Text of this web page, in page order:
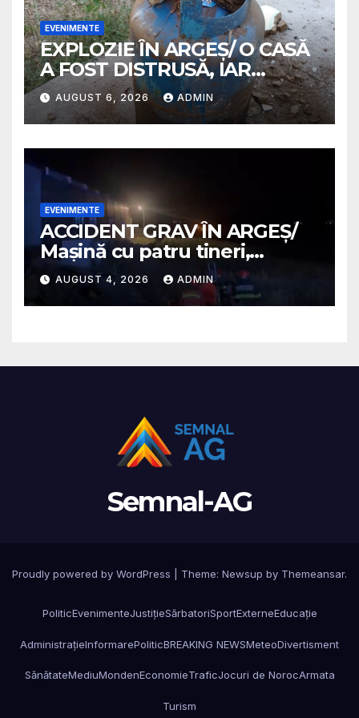
EVENIMENTE
EXPLOZIE ÎN ARGEȘ/ O CASĂ
A FOST DISTRUSĂ, IAR
PROPRIETARA A SUFERIT
ARSURI GRAVE
AUGUST 6, 2026 ADMIN
EVENIMENTE
ACCIDENT GRAV ÎN ARGEȘ/
Mașină cu patru tineri,
răsturnată pe un câmp la
Micești/ Doi sunt în stare
gravă
AUGUST 4, 2026 ADMIN
Semnal-AG
Proudly powered by WordPress Theme: Newsup by Themeansar.
PoliticEvenimenteJustițieSărbatoriSportExterneEducație
AdministrațieInformarePoliticBREAKING NEWSMeteoDivertisment
SănătateMediuMondenEconomieTraficJocuri de NorocArmata
Turism